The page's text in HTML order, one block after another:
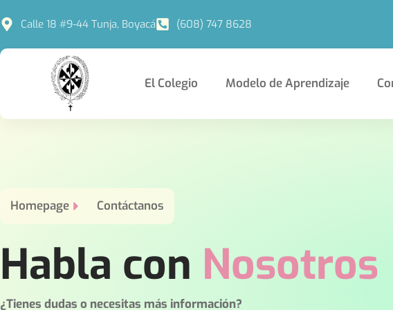
al
Calle 18 #9-44 Tunja, Boyacá (608) 747 8628
El Colegio Modelo de Aprendizaje
Homepage Contáctanos
Habla con Nosotros
¿Tienes dudas o necesitas más información?